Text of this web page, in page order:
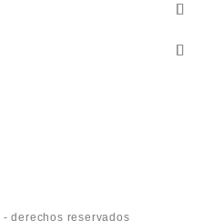
- derechos reservados